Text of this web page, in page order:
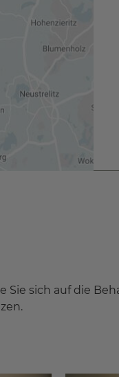
Sie sich auf die